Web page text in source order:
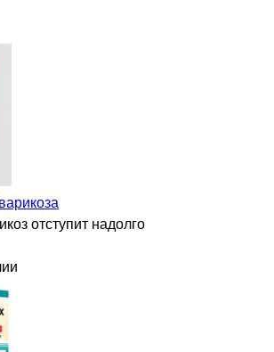
отступит надолго